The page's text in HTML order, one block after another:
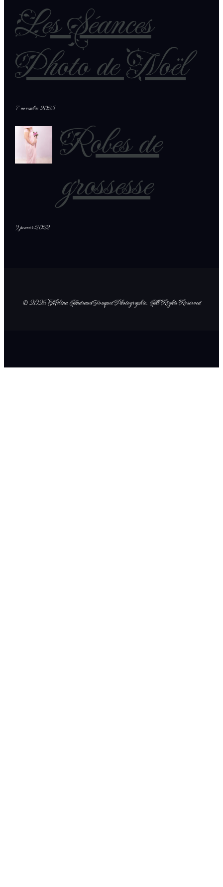
Les Séances
Photo de Noël
7 novembre 2025
Robes de
grossesse
9 janvier 2022
© 2026 Mélina Andraud Fouquet Photographie. All Rights Reserved